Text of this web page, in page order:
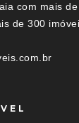
com mais
de 300